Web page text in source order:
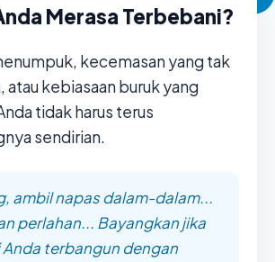
Merasa Terbebani?
kecemasan yang tak
atau kebiasaan buruk yang
tidak harus terus
sendirian.
ambil napas dalam-dalam...
perlahan... Bayangkan jika
Anda terbangun dengan